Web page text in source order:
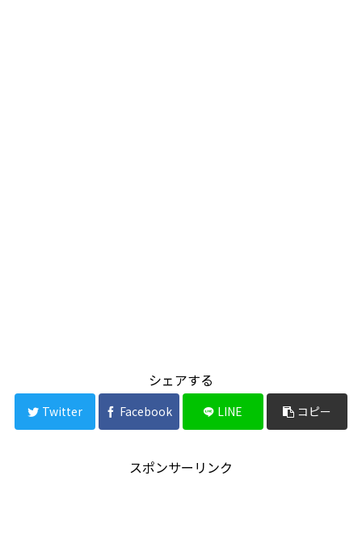
シェアする
Twitter Facebook LINE コピー
スポンサーリンク